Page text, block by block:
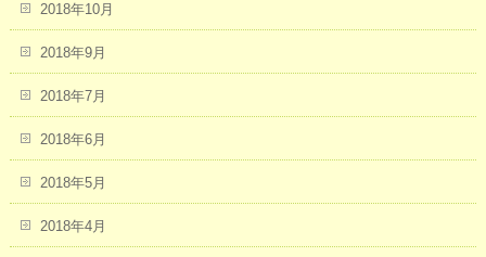
2018年10月
2018年9月
2018年7月
2018年6月
2018年5月
2018年4月